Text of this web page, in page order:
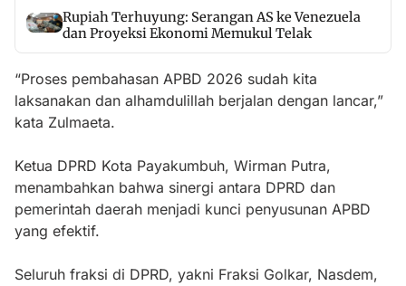
Rupiah Terhuyung: Serangan AS ke Venezuela
dan Proyeksi Ekonomi Memukul Telak
“Proses pembahasan APBD 2026 sudah kita
laksanakan dan alhamdulillah berjalan dengan lancar,”
kata Zulmaeta.
Ketua DPRD Kota Payakumbuh, Wirman Putra,
menambahkan bahwa sinergi antara DPRD dan
pemerintah daerah menjadi kunci penyusunan APBD
yang efektif.
Seluruh fraksi di DPRD, yakni Fraksi Golkar, Nasdem,